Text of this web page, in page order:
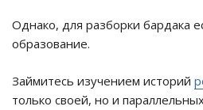
Однако, для разборки бардака
образование.
Займитесь изучением историй
только своей, но и